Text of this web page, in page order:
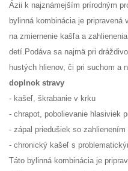
Ázii k najznámejším prírodným
bylinná kombinácia je
na zmiernenie kašľa a
detí.Podáva sa najmä pri
hustých hlienov, či pri suchom a
doplnok stravy
- kašeľ, škrabanie v krku
- chrapot, pobolievanie hlasiviek
- zápal priedušiek so
- chronický kašeľ s
Táto bylinná kombinácia je